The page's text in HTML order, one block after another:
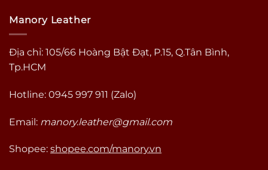
Manory Leather
Địa chỉ: 105/66 Hoàng Bật Đạt, P.15, Q.Tân Bình,
Tp.HCM
Hotline: 0945 997 911 (Zalo)
Email: manory.leather@gmail.com
Shopee: shopee.com/manory.vn